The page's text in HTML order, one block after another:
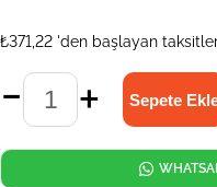
₺371,22 'den başlayan